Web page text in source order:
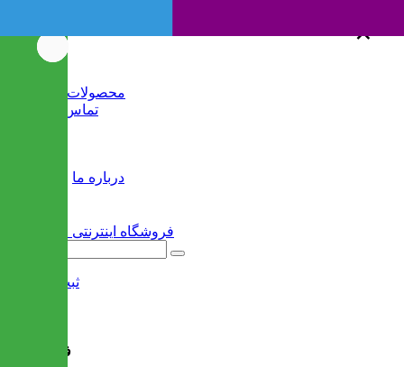
محصولات جدید
تماس با ما
درباره ما
ثبت نام
فرم ثبت نام
×